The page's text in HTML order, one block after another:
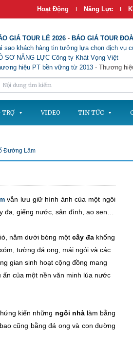
Hoạt Động | Năng Lực |
GIÁ TOUR LẺ 2026 - BÁO GIÁ TOUR
sao khách hàng tin tưởng lựa chọn dịch vụ
SƠ NĂNG LỰC Công ty Khát Vọng Việt
hiệu PT bền vững từ 2013 - Thương
TRỢ VIDEO TIN TỨC
Đường Lâm
vẫn lưu giữ hình ảnh của một ngôi
đa, giếng nước, sân đình, ao sen…
nằm dưới bóng một cây đa khổng
tường đá ong, mái ngói và các
gian sinh hoạt cộng đồng mang
của một nền văn minh lúa nước
kiến những ngôi nhàlàm bằng
cũng bằng đá ong và con đường